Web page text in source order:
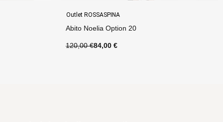
Outlet ROSSASPINA
Top Anna Option 22
60,00 €48,00 €